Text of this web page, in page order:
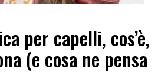
per capelli, cos’è,
(e cosa ne pensa